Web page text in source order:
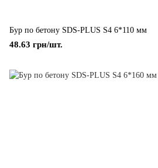
Бур по бетону SDS-PLUS S4 6*110 мм
48.63 грн/шт.